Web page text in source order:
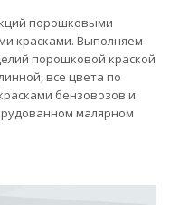
порошковыми
красками. Выполняем
порошковой краской
все цвета по
бензовозов и
малярном